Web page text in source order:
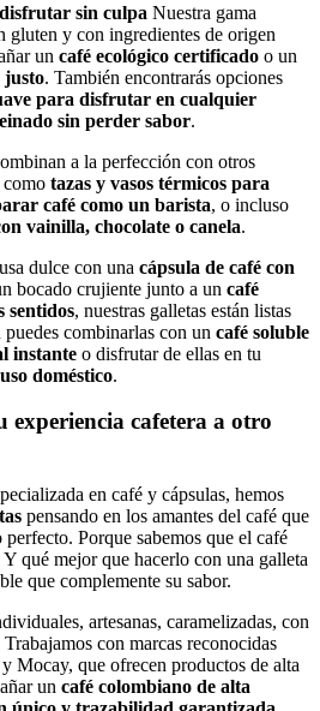
sin culpa Nuestra gama
gluten y con ingredientes de origen
un café ecológico certificado o un
justo. También encontrarás opciones
para disfrutar en cualquier
sin perder sabor.
a la perfección con otros
como tazas y vasos térmicos para
café como un barista, o incluso
vainilla, chocolate o canela.
dulce con una cápsula de café con
bocado crujiente junto a un café
sentidos, nuestras galletas están listas
combinarlas con un café soluble
instante o disfrutar de ellas en tu
doméstico.
experiencia cafetera a otro
en café y cápsulas, hemos
pensando en los amantes del café que
Porque sabemos que el café
qué mejor que hacerlo con una galleta
que complemente su sabor.
artesanas, caramelizadas, con
con marcas reconocidas
Mocay, que ofrecen productos de alta
un café colombiano de alta